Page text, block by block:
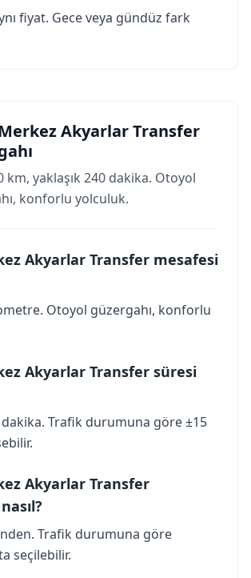
fiyat. Gece veya gündüz fark
Akyarlar Transfer
km, yaklaşık 240 dakika. Otoyol
konforlu yolculuk.
Akyarlar Transfer mesafesi
Otoyol güzergahı, konforlu
Akyarlar Transfer süresi
dakika. Trafik durumuna göre ±15
Akyarlar Transfer
Trafik durumuna göre
seçilebilir.